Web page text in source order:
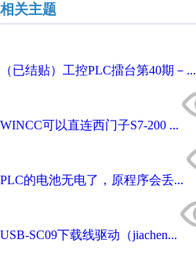
相关主题
（已结贴）工控PLC擂台第40期－...
WINCC可以直连西门子S7-200 ...
PLC的电池无电了，原程序会丢...
USB-SC09下载线驱动（jiachen...